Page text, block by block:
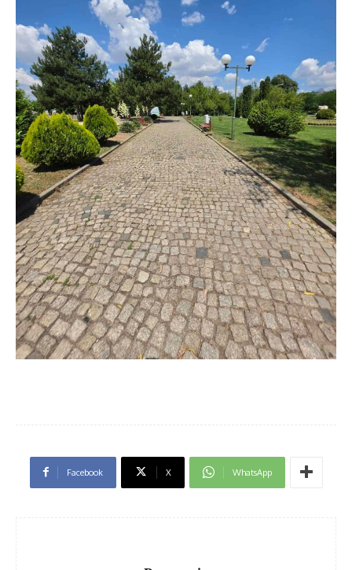
Facebook X WhatsApp